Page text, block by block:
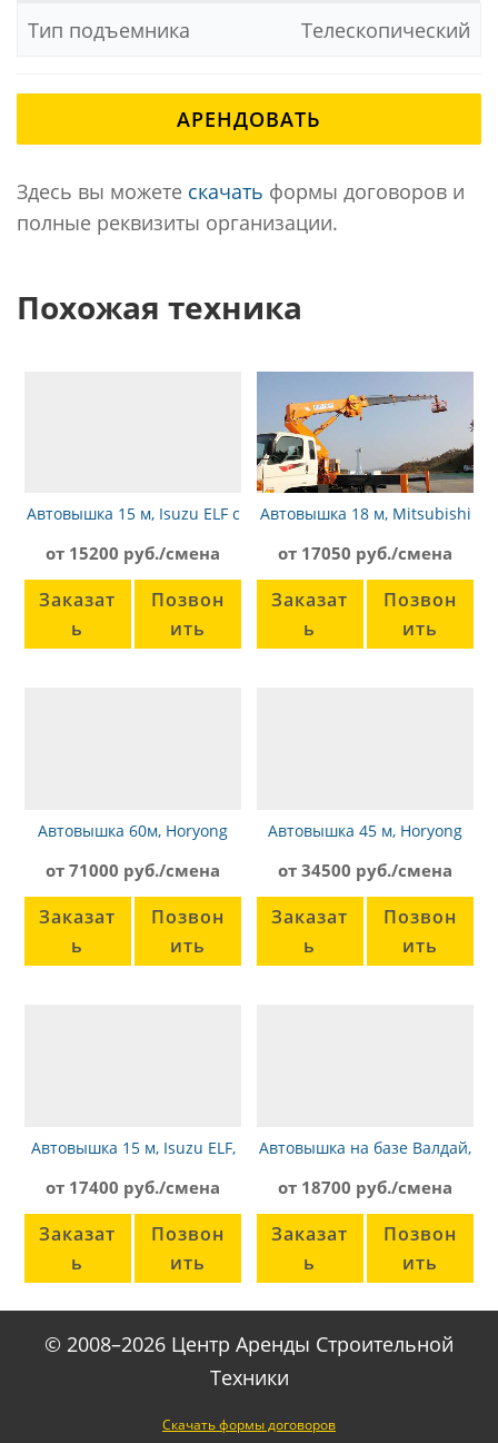
Тип подъемника
Телескопический
АРЕНДОВАТЬ
Здесь вы можете скачать формы договоров и
полные реквизиты организации.
Похожая техника
Автовышка 15 м, Isuzu ELF с
от 15200 руб./смена
Заказат
ь
Позвон
ить
Автовышка 18 м, Mitsubishi
от 17050 руб./смена
Заказат
ь
Позвон
ить
Автовышка 60м, Horyong
от 71000 руб./смена
Заказат
ь
Позвон
ить
Автовышка 45 м, Horyong
от 34500 руб./смена
Заказат
ь
Позвон
ить
Автовышка 15 м, Isuzu ELF,
от 17400 руб./смена
Заказат
ь
Позвон
ить
Автовышка на базе Валдай,
от 18700 руб./смена
Заказат
ь
Позвон
ить
© 2008–2026 Центр Аренды Строительной
Техники
Скачать формы договоров